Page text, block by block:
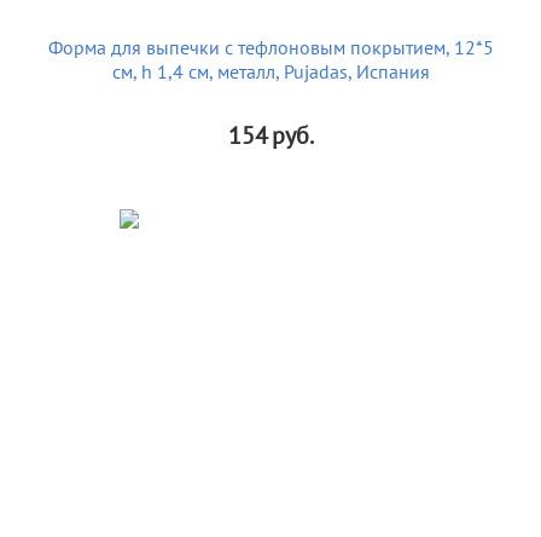
Форма для выпечки с тефлоновым покрытием, 12*5
см, h 1,4 см, металл, Pujadas, Испания
154руб.